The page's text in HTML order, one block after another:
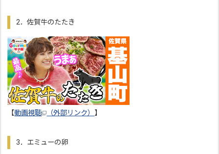
2．佐賀牛のたたき
【動画視聴 （外部リンク） 】
3．エミューの卵